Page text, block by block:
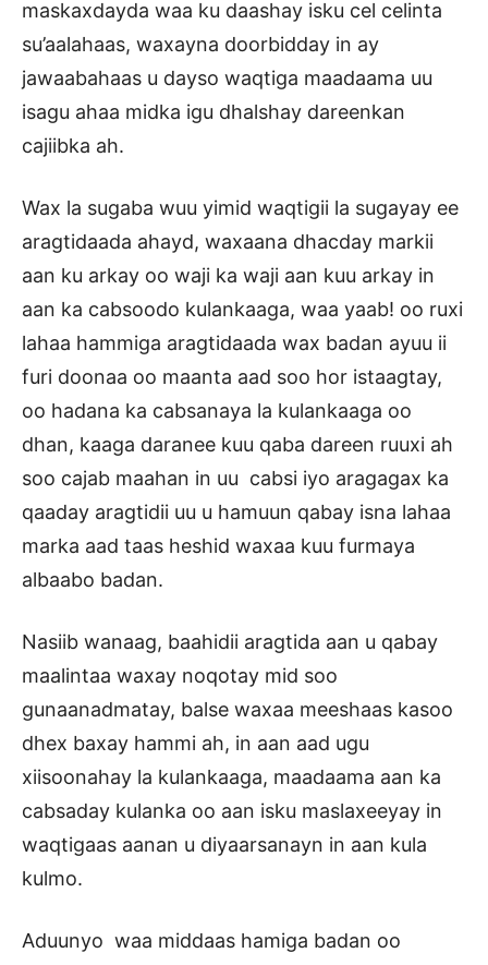
maskaxdayda waa ku daashay isku cel celinta
su’aalahaas, waxayna doorbidday in ay
jawaabahaas u dayso waqtiga maadaama uu
isagu ahaa midka igu dhalshay dareenkan
cajiibka ah.
Wax la sugaba wuu yimid waqtigii la sugayay ee
aragtidaada ahayd, waxaana dhacday markii
aan ku arkay oo waji ka waji aan kuu arkay in
aan ka cabsoodo kulankaaga, waa yaab! oo ruxi
lahaa hammiga aragtidaada wax badan ayuu ii
furi doonaa oo maanta aad soo hor istaagtay,
oo hadana ka cabsanaya la kulankaaga oo
dhan, kaaga daranee kuu qaba dareen ruuxi ah
soo cajab maahan in uu cabsi iyo aragagax ka
qaaday aragtidii uu u hamuun qabay isna lahaa
marka aad taas heshid waxaa kuu furmaya
albaabo badan.
Nasiib wanaag, baahidii aragtida aan u qabay
maalintaa waxay noqotay mid soo
gunaanadmatay, balse waxaa meeshaas kasoo
dhex baxay hammi ah, in aan aad ugu
xiisoonahay la kulankaaga, maadaama aan ka
cabsaday kulanka oo aan isku maslaxeeyay in
waqtigaas aanan u diyaarsanayn in aan kula
kulmo.
Aduunyo waa middaas hamiga badan oo